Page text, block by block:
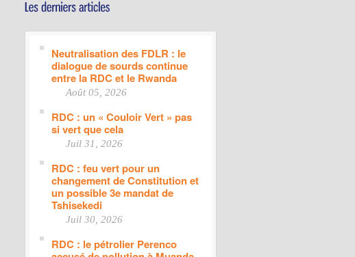
Neutralisation des FDLR : le
dialogue de sourds continue
entre la RDC et le Rwanda
Août 05, 2026
RDC : un « Couloir Vert » pas
si vert que cela
Juil 31, 2026
RDC : feu vert pour un
changement de Constitution et
un possible 3e mandat de
Tshisekedi
Juil 30, 2026
RDC : le pétrolier Perenco